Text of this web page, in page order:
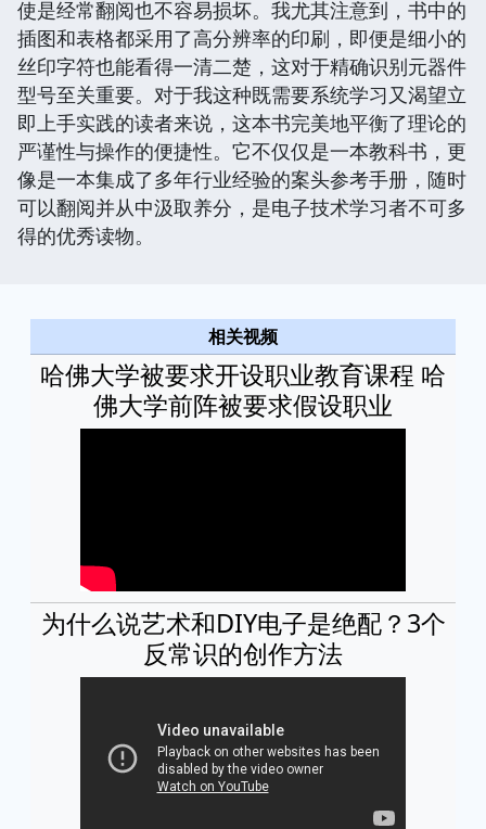
使是经常翻阅也不容易损坏。我尤其注意到，书中的
插图和表格都采用了高分辨率的印刷，即便是细小的
丝印字符也能看得一清二楚，这对于精确识别元器件
型号至关重要。对于我这种既需要系统学习又渴望立
即上手实践的读者来说，这本书完美地平衡了理论的
严谨性与操作的便捷性。它不仅仅是一本教科书，更
像是一本集成了多年行业经验的案头参考手册，随时
可以翻阅并从中汲取养分，是电子技术学习者不可多
得的优秀读物。
相关视频
哈佛大学被要求开设职业教育课程 哈
佛大学前阵被要求假设职业
为什么说艺术和DIY电子是绝配？3个
反常识的创作方法